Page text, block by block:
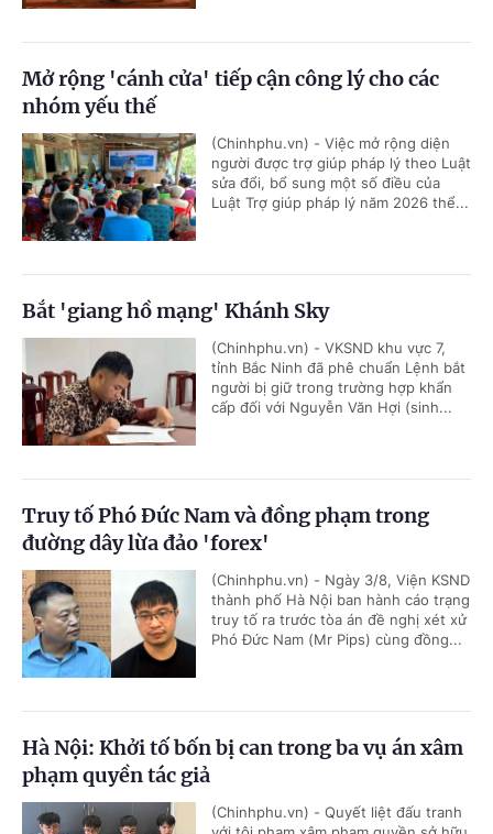
Mở rộng 'cánh cửa' tiếp cận công lý cho các
nhóm yếu thế
(Chinhphu.vn) - Việc mở rộng diện
người được trợ giúp pháp lý theo Luật
sửa đổi, bổ sung một số điều của
Luật Trợ giúp pháp lý năm 2026 thể...
Bắt 'giang hồ mạng' Khánh Sky
(Chinhphu.vn) - VKSND khu vực 7,
tỉnh Bắc Ninh đã phê chuẩn Lệnh bắt
người bị giữ trong trường hợp khẩn
cấp đối với Nguyễn Văn Hợi (sinh...
Truy tố Phó Đức Nam và đồng phạm trong
đường dây lừa đảo 'forex'
(Chinhphu.vn) - Ngày 3/8, Viện KSND
thành phố Hà Nội ban hành cáo trạng
truy tố ra trước tòa án đề nghị xét xử
Phó Đức Nam (Mr Pips) cùng đồng...
Hà Nội: Khởi tố bốn bị can trong ba vụ án xâm
phạm quyền tác giả
(Chinhphu.vn) - Quyết liệt đấu tranh